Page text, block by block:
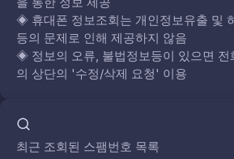
◈ 휴대폰 정보조회는 개인정보유출 및
등의 문제로 인해 제공하지 않음
◈ 정보의 오류, 불법정보등이 있으면
의 상단의 '수정/삭제 요청' 이용
최근 조회된 스팸번호 목록